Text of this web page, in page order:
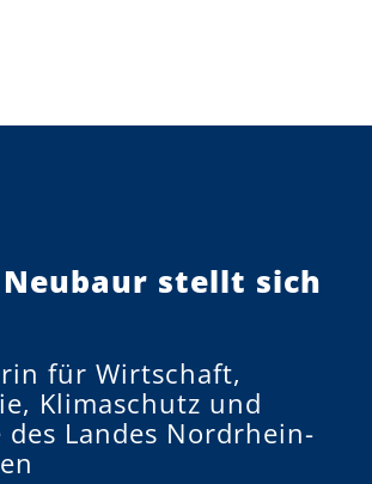
stellt sich
für Wirtschaft,
Klimaschutz und
des Landes Nordrhein-